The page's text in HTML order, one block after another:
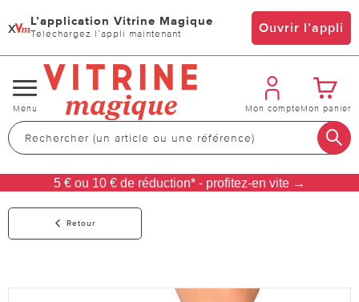
x L’application Vitrine Magique
Téléchargez l’appli maintenant Ouvrir l’appli
Changer
de
navigation
Menu Mon compteMon panier
5 € ou 10 € de réduction* - profitez-en vite →
Retour